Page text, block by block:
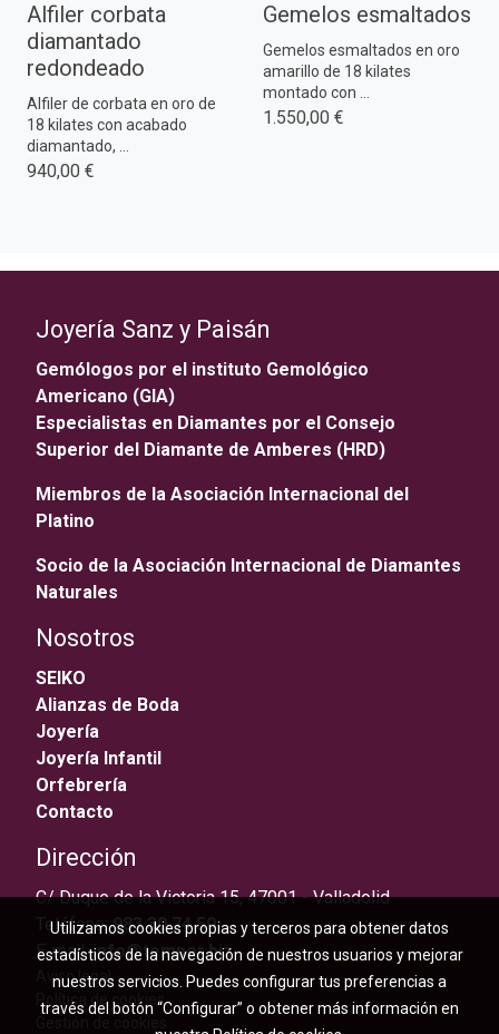
Alfiler corbata
diamantado
redondeado
Alfiler de corbata en oro de
18 kilates con acabado
diamantado, ...
940,00 €
Gemelos esmaltados
Gemelos esmaltados en oro
amarillo de 18 kilates
montado con ...
1.550,00 €
Joyería Sanz y Paisán
Gemólogos por el instituto Gemológico
Americano (GIA)
Especialistas en Diamantes por el Consejo
Superior del Diamante de Amberes (HRD)
Miembros de la Asociación Internacional del
Platino
Socio de la Asociación Internacional de Diamantes
Naturales
Nosotros
SEIKO
Alianzas de Boda
Joyería
Joyería Infantil
Orfebrería
Contacto
Dirección
C/ Duque de la Victoria 15, 47001 - Valladolid
Teléfono:983 30 74 59
E-mail:info@temper.biz
Aviso legal
Política de cookies
Utilizamos cookies propias y terceros para obtener datos
estadísticos de la navegación de nuestros usuarios y mejorar
nuestros servicios. Puedes configurar tus preferencias a
través del botón “Configurar” o obtener más información en